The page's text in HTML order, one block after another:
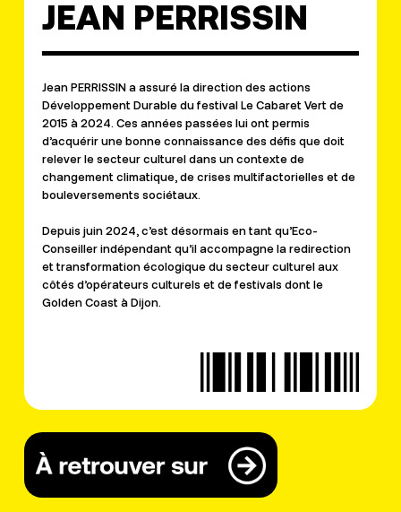
JEAN PERRISSIN
Jean PERRISSIN a assuré la direction des actions
Développement Durable du festival Le Cabaret Vert de
2015 à 2024. Ces années passées lui ont permis
d’acquérir une bonne connaissance des défis que doit
relever le secteur culturel dans un contexte de
changement climatique, de crises multifactorielles et de
bouleversements sociétaux.
Depuis juin 2024, c’est désormais en tant qu’Eco-
Conseiller indépendant qu’il accompagne la redirection
et transformation écologique du secteur culturel aux
côtés d’opérateurs culturels et de festivals dont le
Golden Coast à Dijon.